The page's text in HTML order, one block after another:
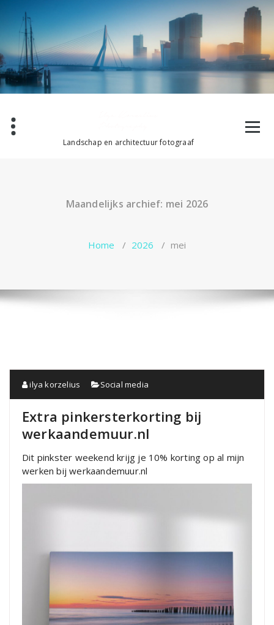
inhoud
Landschap en architectuur fotograaf
Maandelijks archief: mei 2026
Home / 2026 / mei
ilya korzelius Social media
Extra pinkersterkorting bij
werkaandemuur.nl
Dit pinkster weekend krijg je 10% korting op al mijn
werken bij werkaandemuur.nl